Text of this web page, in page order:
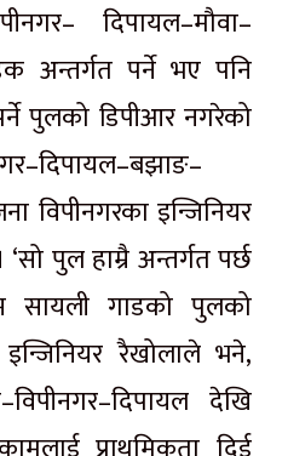
दिपायल–मौवा–
अन्तर्गत पर्ने भए पनि
पुलको डिपीआर नगरेको
विपीनगरका इन्जिनियर
पुल हाम्रै अन्तर्गत पर्छ
सायली गाडको पुलको
रैखोलाले भने,
देखि